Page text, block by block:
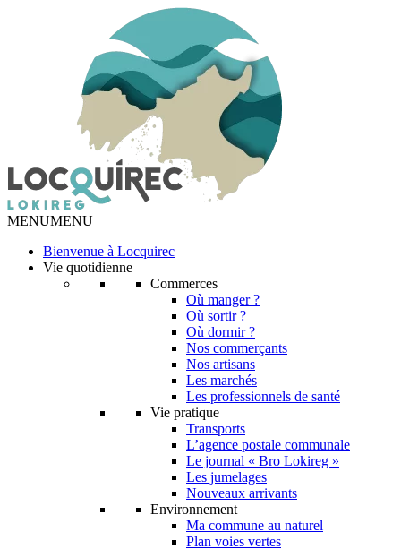
MENUMENU
Bienvenue à Locquirec
Vie quotidienne
Commerces
Où manger ?
Où sortir ?
Où dormir ?
Nos commerçants
Nos artisans
Les marchés
Les professionnels de santé
Vie pratique
Transports
L’agence postale communale
Le journal « Bro Lokireg »
Les jumelages
Nouveaux arrivants
Environnement
Ma commune au naturel
Plan voies vertes